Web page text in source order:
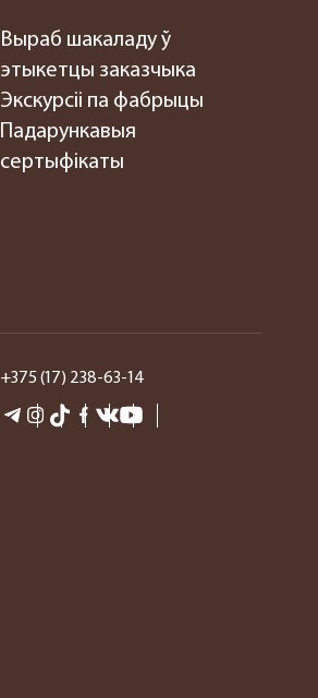
Выраб шакаладу ў
этыкетцы заказчыка
Экскурсіі па фабрыцы
Падарункавыя
сертыфікаты
+375 (17) 238-63-14